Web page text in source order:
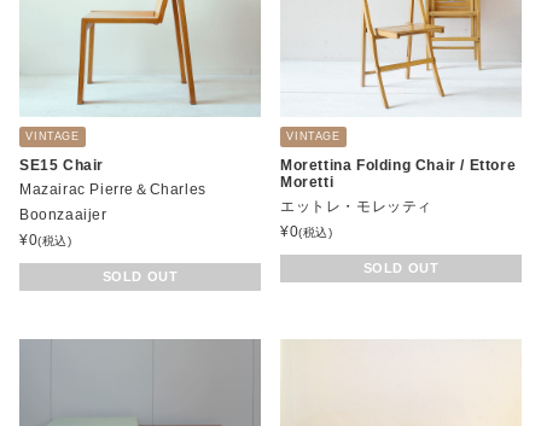
VINTAGE
SE15 Chair
Mazairac Pierre＆Charles
Boonzaaijer
¥0(税込)
SOLD OUT
VINTAGE
Morettina Folding Chair / Ettore
Moretti
エットレ・モレッティ
¥0(税込)
SOLD OUT